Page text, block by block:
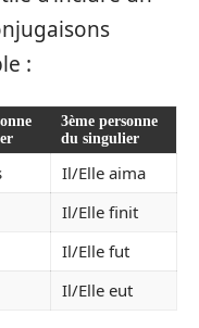
:
3ème personne
du singulier
Il/Elle aima
Il/Elle finit
Il/Elle fut
Il/Elle eut